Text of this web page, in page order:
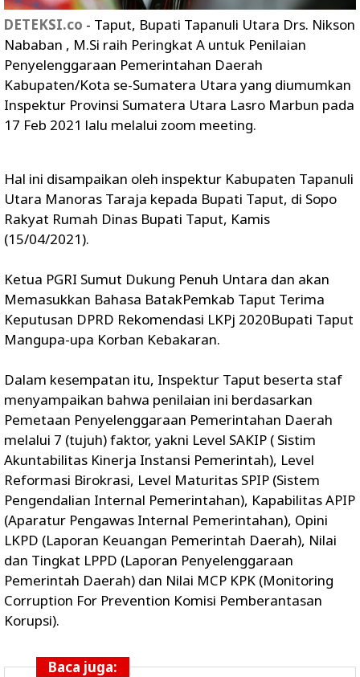
DETEKSI.co - Taput, Bupati Tapanuli Utara Drs. Nikson
Nababan , M.Si raih Peringkat A untuk Penilaian
Penyelenggaraan Pemerintahan Daerah
Kabupaten/Kota se-Sumatera Utara yang diumumkan
Inspektur Provinsi Sumatera Utara Lasro Marbun pada
17 Feb 2021 lalu melalui zoom meeting.
Hal ini disampaikan oleh inspektur Kabupaten Tapanuli
Utara Manoras Taraja kepada Bupati Taput, di Sopo
Rakyat Rumah Dinas Bupati Taput, Kamis
(15/04/2021).
Ketua PGRI Sumut Dukung Penuh Untara dan akan
Memasukkan Bahasa BatakPemkab Taput Terima
Keputusan DPRD Rekomendasi LKPj 2020Bupati Taput
Mangupa-upa Korban Kebakaran.
Dalam kesempatan itu, Inspektur Taput beserta staf
menyampaikan bahwa penilaian ini berdasarkan
Pemetaan Penyelenggaraan Pemerintahan Daerah
melalui 7 (tujuh) faktor, yakni Level SAKIP ( Sistim
Akuntabilitas Kinerja Instansi Pemerintah), Level
Reformasi Birokrasi, Level Maturitas SPIP (Sistem
Pengendalian Internal Pemerintahan), Kapabilitas APIP
(Aparatur Pengawas Internal Pemerintahan), Opini
LKPD (Laporan Keuangan Pemerintah Daerah), Nilai
dan Tingkat LPPD (Laporan Penyelenggaraan
Pemerintah Daerah) dan Nilai MCP KPK (Monitoring
Corruption For Prevention Komisi Pemberantasan
Korupsi).
Baca juga: